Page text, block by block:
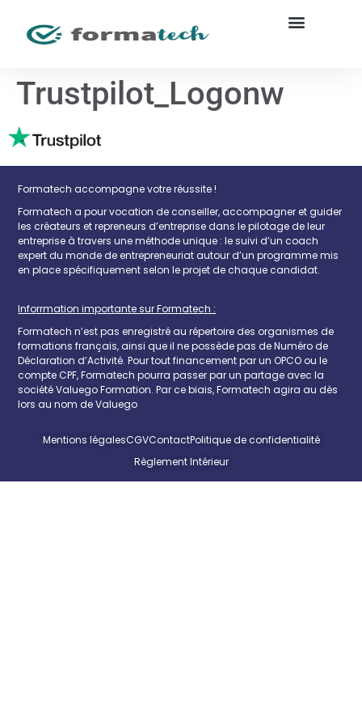
Trustpilot_Logonw
Formatech accompagne votre réussite !
Formatech a pour vocation de conseiller, accompagner et guider
les créateurs et repreneurs d’entreprise dans le pilotage de leur
entreprise à travers une méthode unique : le suivi d’un coach
expert du monde de entrepreneuriat autour d’un programme mis
en place spécifiquement selon le projet de chaque candidat.
Inforrmation importante sur Formatech :
Formatech n’est pas enregistré au répertoire des organismes de
formations français, ainsi que il ne possède pas de Numéro de
Déclaration d’Activité. Pour tout financement par un OPCO ou le
compte CPF, Formatech pourra passer par un partage avec la
société Valuego Formation. Par ce biais, Formatech agira au dès
lors au nom de Valuego
Mentions légalesCGVContactPolitique de confidentialité
Règlement Intérieur